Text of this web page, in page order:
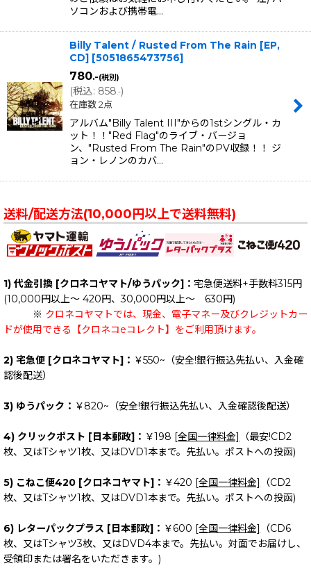
ソコンおよび携帯電…
Billy Talent / Rusted From The Rain [EP,
CD] [5051865473756]
780.-(税別)
(税込: 858.-)
在庫数 2点
アルバム"Billy Talent III"からの1stシングル・カ
ット！！"Red Flag"のライブ・バージョ
ン、"Rusted From The Rain"のPV収録！！ ジ
ョン・レノンのカバ…
送料/配送方法(10,000円以上で送料無料)
1) 代金引換 [クロネコヤマト/ゆうパック]： 宅急便送料+手数料315円
(10,000円以上～ 420円、30,000円以上～ 630円)
※ クロネコヤマトでは、現金、電子マネー及びクレジットカー
ドが使用できる【クロネコeコレクト】をご利用頂けます。
2) 宅急便 [クロネコヤマト]： ￥550~（安全!銀行振込先払い、入金確
認後配送）
3) ゆうパック： ￥820~（安全!銀行振込先払い、入金確認後配送）
4) クリックポスト [日本郵政]： ￥198 [全国一律料金]
（最安!CD2
枚、又はTシャツ1枚、又はDVD1本まで。先払い。ポストへの投函)
5) こねこ便420 [クロネコヤマト]： ￥420 [全国一律料金]
（CD2
枚、又はTシャツ1枚、又はDVD1本まで。先払い。ポストへの投函)
6) レターパックプラス [日本郵政]： ￥600 [全国一律料金]
（CD6
枚、又はTシャツ3枚、又はDVD4本まで。先払い。対面でお届けし、
受領印または署名をいただきます。)